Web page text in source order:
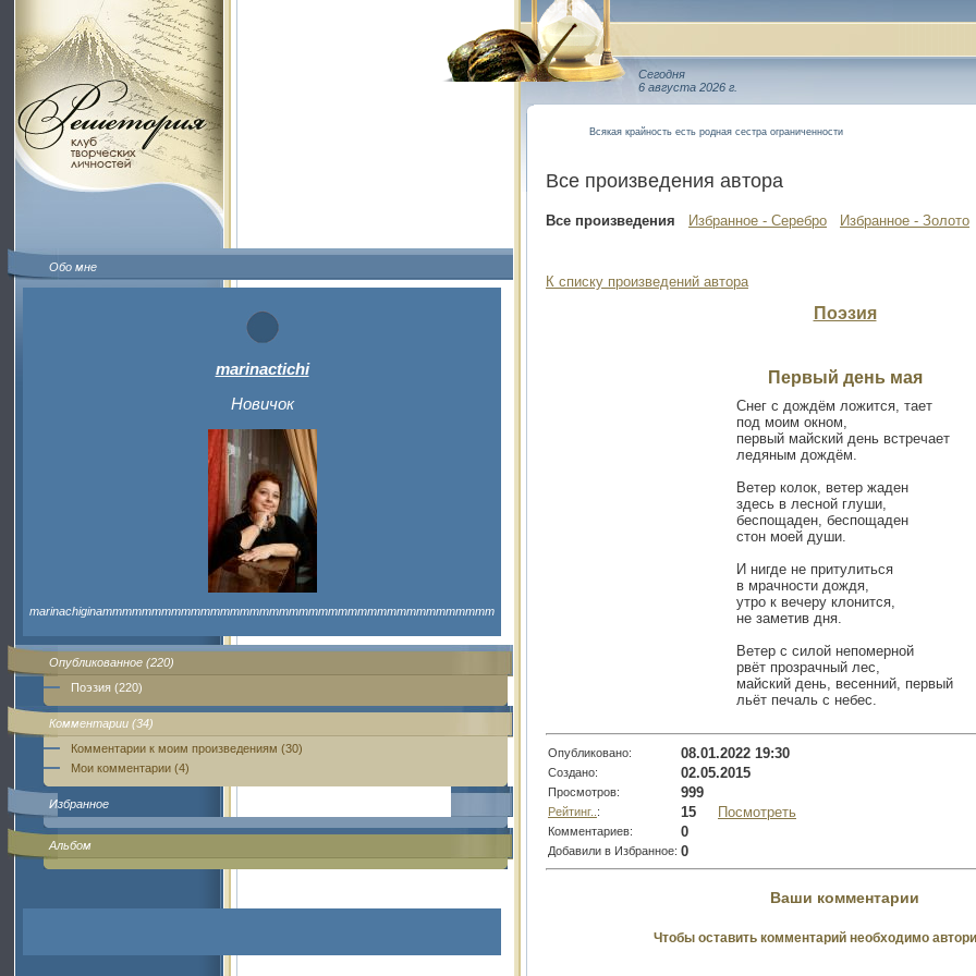
Обо мне
marinactichi
Новичок
marinachiginammmmmmmmmmmmmmmmmmmmmmmmmmmmmmmmmmmmmmmm
Опубликованное (220)
Поэзия (220)
Комментарии (34)
Комментарии к моим произведениям (30)
Мои комментарии (4)
Избранное
Альбом
Сегодня
6 августа 2026 г.
Всякая крайность есть родная сестра ограниченности
Все произведения автора
Все произведения Избранное - Серебро Избранное - Золото
К списку произведений автора
Поэзия
Первый день мая
Снег с дождём ложится, тает
под моим окном,
первый майский день встречает
ледяным дождём.
Ветер колок, ветер жаден
здесь в лесной глуши,
беспощаден, беспощаден
стон моей души.
И нигде не притулиться
в мрачности дождя,
утро к вечеру клонится,
не заметив дня.
Ветер с силой непомерной
рвёт прозрачный лес,
майский день, весенний, первый
льёт печаль с небес.
Опубликовано: 08.01.2022 19:30
Создано: 02.05.2015
Просмотров: 999
Рейтинг.. : 15 Посмотреть
Комментариев: 0
Добавили в Избранное: 0
Ваши комментарии
Чтобы оставить комментарий необходимо